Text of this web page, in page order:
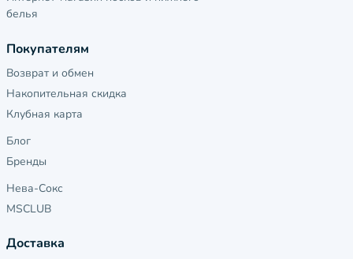
белья
Покупателям
Возврат и обмен
Накопительная скидка
Клубная карта
Блог
Бренды
Нева-Сокс
MSCLUB
Доставка